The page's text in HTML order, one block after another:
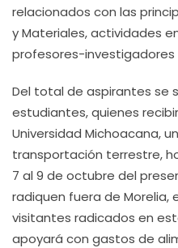
relacionados con las
y Materiales, actividades
profesores-investigadores
Del total de aspirantes se
estudiantes, quienes
Universidad Michoacana,
transportación terrestre,
7 al 9 de octubre del
radiquen fuera de Morelia,
visitantes radicados en
apoyará con gastos de